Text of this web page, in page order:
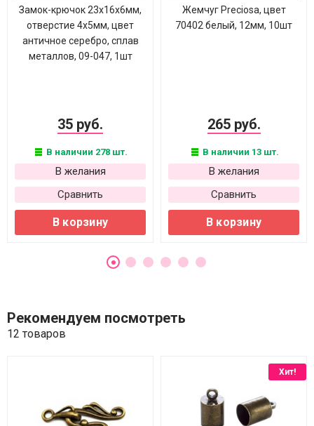
Замок-крючок 23х16х6мм,
отверстие 4х5мм, цвет
античное серебро, сплав
металлов, 09-047, 1шт
35 руб.
В наличии 278 шт.
В желания
Сравнить
В корзину
Жемчуг Preciosa, цвет
70402 белый, 12мм, 10шт
265 руб.
В наличии 13 шт.
В желания
Сравнить
В корзину
Рекомендуем посмотреть
12 товаров
Хит!